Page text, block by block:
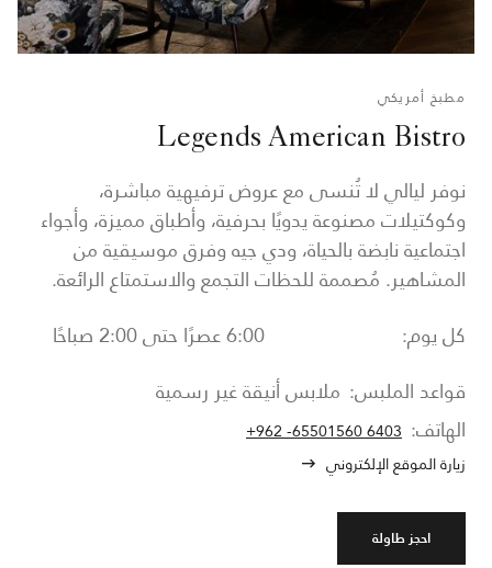
مطبخ أمريكي
Legends American Bistro
نوفر ليالي لا تُنسى مع عروض ترفيهية مباشرة،
وكوكتيلات مصنوعة يدويًا بحرفية، وأطباق مميزة، وأجواء
اجتماعية نابضة بالحياة، ودي جيه وفرق موسيقية من
المشاهير. مُصممة للحظات التجمع والاستمتاع الرائعة.
كل يوم:
6:00 عصرًا حتى 2:00 صباحًا
قواعد الملبس: ملابس أنيقة غير رسمية
الهاتف: +962 -65501560 6403
زيارة الموقع الإلكتروني
احجز طاولة